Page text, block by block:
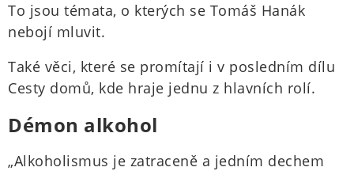
To jsou témata, o kterých se Tomáš Hanák
nebojí mluvit.
Také věci, které se promítají i v posledním dílu
Cesty domů, kde hraje jednu z hlavních rolí.
Démon alkohol
„Alkoholismus je zatraceně a jedním dechem